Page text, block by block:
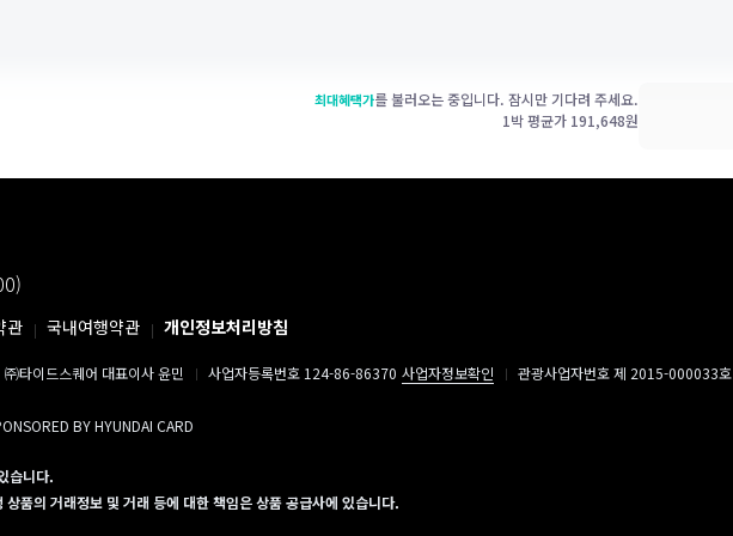
최대혜택가를 불러오는 중입니다. 잠시만 기다려 주세요.
1박 평균가 191,648원
관 국내여행약관 개인정보처리방침
㈜타이드스퀘어 대표이사 윤민 사업자등록번호 124-86-86370 사업자정보확인
관광사업자번호 제 2015-000033호
BY HYUNDAI CARD
습니다.
품의 거래정보 및 거래 등에 대한 책임은 상품 공급사에 있습니다.